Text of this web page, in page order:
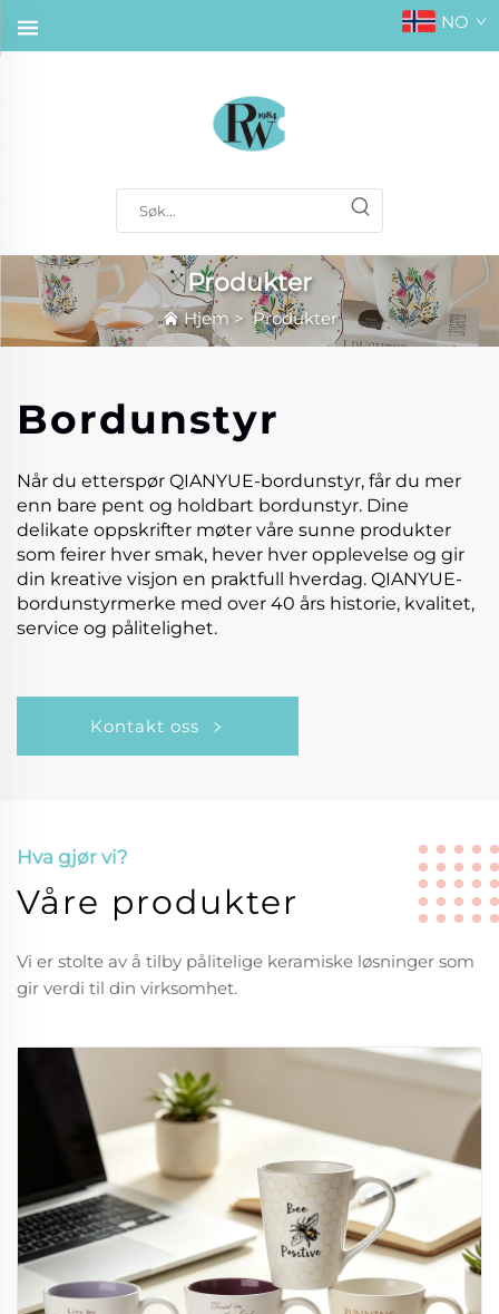
NO
Produkter
Hjem >Produkter
Bordunstyr
Når du etterspør QIANYUE-bordunstyr, får du mer
enn bare pent og holdbart bordunstyr. Dine
delikate oppskrifter møter våre sunne produkter
som feirer hver smak, hever hver opplevelse og gir
din kreative visjon en praktfull hverdag. QIANYUE-
bordunstyrmerke med over 40 års historie, kvalitet,
service og pålitelighet.
Kontakt oss
Hva gjør vi?
Våre produkter
Vi er stolte av å tilby pålitelige keramiske løsninger som
gir verdi til din virksomhet.